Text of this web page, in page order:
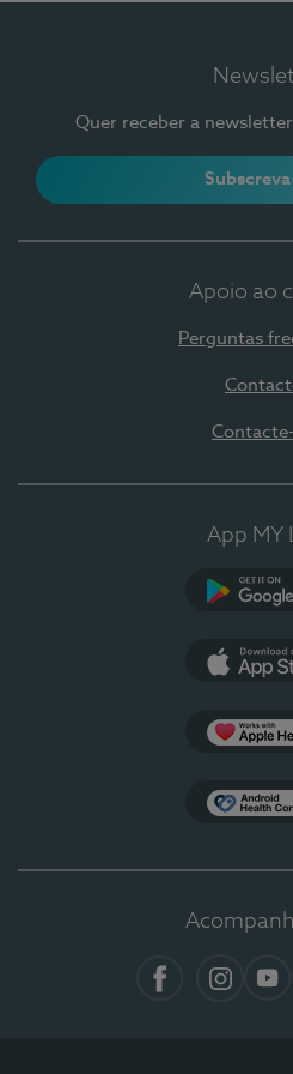
Quer receber a
Apoio ao
Perguntas
App MY